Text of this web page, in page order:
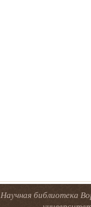
Научная библиотека